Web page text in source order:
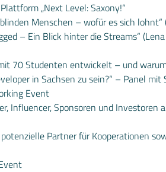
„Next Level: Saxony!“
Menschen – wofür es sich
– Ein Blick hinter die Streams“
70 Studenten entwickelt – und
in Sachsen zu sein?“ – Panel
Event
Influencer, Sponsoren und
Partner für Kooperationen